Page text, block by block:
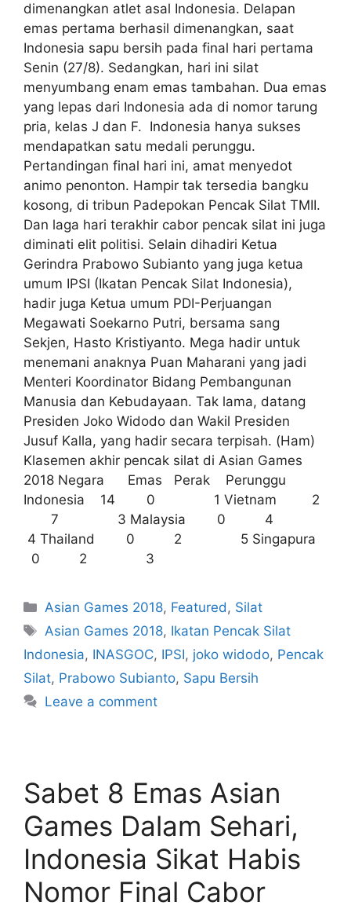
dimenangkan atlet asal Indonesia. Delapan
emas pertama berhasil dimenangkan, saat
Indonesia sapu bersih pada final hari pertama
Senin (27/8). Sedangkan, hari ini silat
menyumbang enam emas tambahan. Dua emas
yang lepas dari Indonesia ada di nomor tarung
pria, kelas J dan F. Indonesia hanya sukses
mendapatkan satu medali perunggu.
Pertandingan final hari ini, amat menyedot
animo penonton. Hampir tak tersedia bangku
kosong, di tribun Padepokan Pencak Silat TMII.
Dan laga hari terakhir cabor pencak silat ini juga
diminati elit politisi. Selain dihadiri Ketua
Gerindra Prabowo Subianto yang juga ketua
umum IPSI (Ikatan Pencak Silat Indonesia),
hadir juga Ketua umum PDI-Perjuangan
Megawati Soekarno Putri, bersama sang
Sekjen, Hasto Kristiyanto. Mega hadir untuk
menemani anaknya Puan Maharani yang jadi
Menteri Koordinator Bidang Pembangunan
Manusia dan Kebudayaan. Tak lama, datang
Presiden Joko Widodo dan Wakil Presiden
Jusuf Kalla, yang hadir secara terpisah. (Ham)
Klasemen akhir pencak silat di Asian Games
2018 Negara Emas Perak Perunggu
Indonesia 14 0 1 Vietnam 2
7 3 Malaysia 0 4
4 Thailand 0 2 5 Singapura
0 2 3
Asian Games 2018, Featured, Silat
Asian Games 2018, Ikatan Pencak Silat
Indonesia, INASGOC, IPSI, joko widodo, Pencak
Silat, Prabowo Subianto, Sapu Bersih
Leave a comment
Sabet 8 Emas Asian
Games Dalam Sehari,
Indonesia Sikat Habis
Nomor Final Cabor